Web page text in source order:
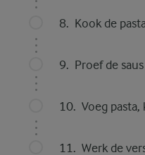
Kook de
Proef de
Voeg
Werk de